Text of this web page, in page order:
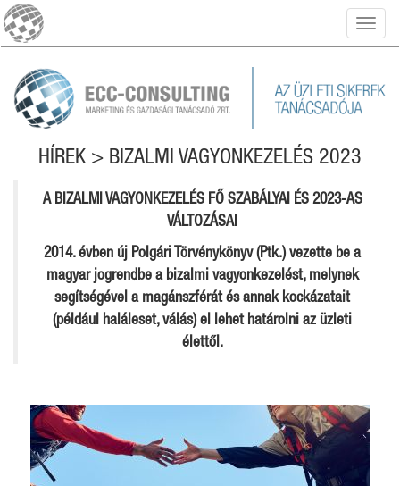
HÍREK > BIZALMI VAGYONKEZELÉS 2023
A BIZALMI VAGYONKEZELÉS FŐ SZABÁLYAI ÉS 2023-AS
VÁLTOZÁSAI
2014. évben új Polgári Törvénykönyv (Ptk.) vezette be a
magyar jogrendbe a bizalmi vagyonkezelést, melynek
segítségével a magánszférát és annak kockázatait
(például haláleset, válás) el lehet határolni az üzleti
élettől.